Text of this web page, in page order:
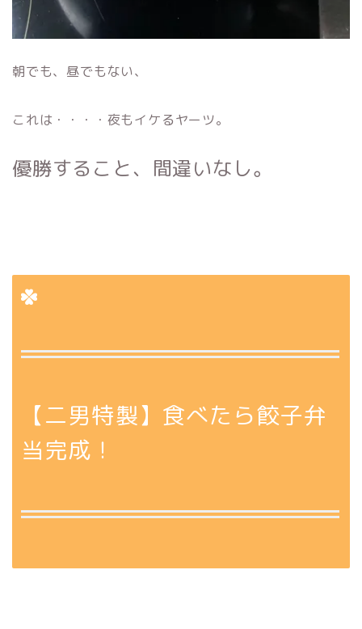
朝でも、昼でもない、
これは・・・・夜もイケるヤーツ。
優勝すること、間違いなし。
【二男特製】食べたら餃子弁
当完成！